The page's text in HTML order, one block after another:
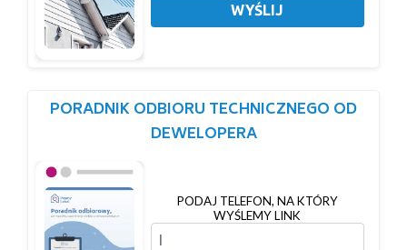
WYŚLIJ
PORADNIK ODBIORU TECHNICZNEGO OD
DEWELOPERA
PODAJ TELEFON, NA KTÓRY
WYŚLEMY LINK